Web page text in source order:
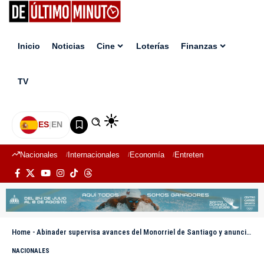
Inicio Noticias Cine Loterías Finanzas
TV
ES|EN
Nacionales Internacionales Economía Entretenimiento
Home - Abinader supervisa avances del Monorriel de Santiago y anuncia en diciembre iniciarán las pruebas
NACIONALES